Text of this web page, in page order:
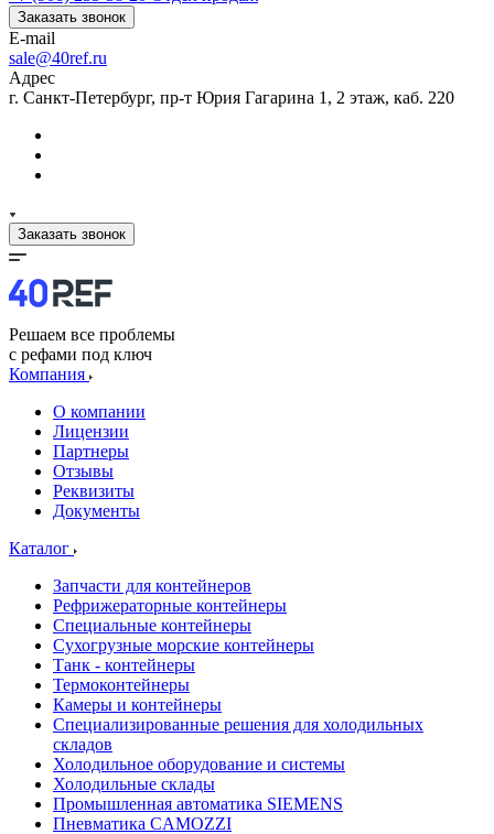
Заказать звонок
E-mail
sale@40ref.ru
Адрес
г. Санкт-Петербург, пр-т Юрия Гагарина 1, 2 этаж, каб. 220
Заказать звонок
Решаем все проблемы
с рефами под ключ
Компания
О компании
Лицензии
Партнеры
Отзывы
Реквизиты
Документы
Каталог
Запчасти для контейнеров
Рефрижераторные контейнеры
Специальные контейнеры
Сухогрузные морские контейнеры
Танк - контейнеры
Термоконтейнеры
Камеры и контейнеры
Специализированные решения для холодильных
складов
Холодильное оборудование и системы
Холодильные склады
Промышленная автоматика SIEMENS
Пневматика CAMOZZI